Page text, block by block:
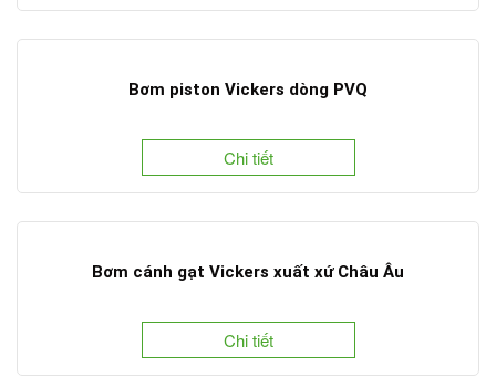
Bơm piston Vickers dòng PVQ
Chi tiết
Bơm cánh gạt Vickers xuất xứ Châu Âu
Chi tiết